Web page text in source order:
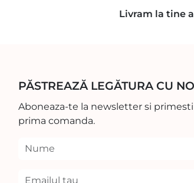
Livram la tine
PĂSTREAZĂ LEGĂTURA CU
Aboneaza-te la newsletter si primesti
prima comanda.